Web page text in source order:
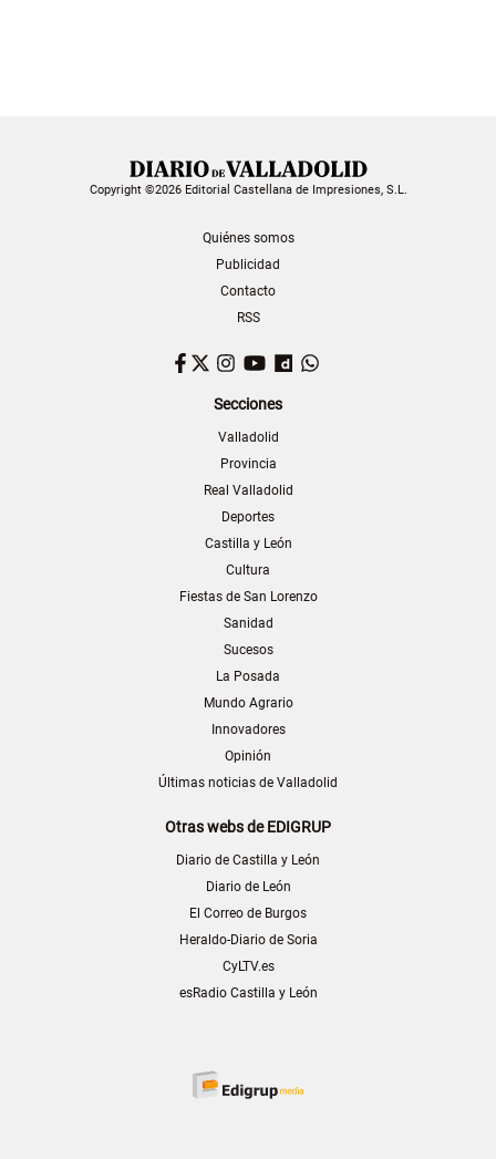
Copyright ©2026 Editorial Castellana de Impresiones, S.L.
Quiénes somos
Publicidad
Contacto
RSS
Facebook
TwitterInstagram
YouTubeDailymotion
Secciones
Valladolid
Provincia
Real Valladolid
Deportes
Castilla y León
Cultura
Fiestas de San Lorenzo
Sanidad
Sucesos
La Posada
Mundo Agrario
Innovadores
Opinión
Últimas noticias de Valladolid
Otras webs de EDIGRUP
Diario de Castilla y León
Diario de León
El Correo de Burgos
Heraldo-Diario de Soria
CyLTV.es
esRadio Castilla y León